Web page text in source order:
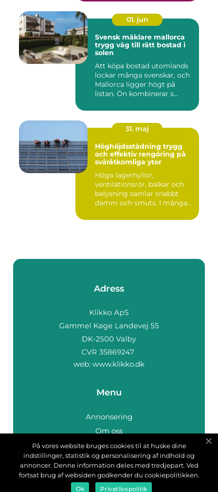
01. jun
Svensk mäklare mallorca
trygg väg till rätt bostad i
solen
Att köpa bostad utomlands
lockar många svenskar, och
Mallorca ligger högt på
listan. Ön kombinerar s...
31. maj
Höghöjdsstädning trygg
och effektiv rengöring på
svåråtkomliga ytor
Höga lagerhyllor,
ventilationsrör, balkar och
belysning samlar snabbt
damm och smuts. I många
Adress
web: www.klikko.dk
Menu
Annonsering
Om oss
Cookies
Kontakta oss
Sitemap
På vores website bruges cookies til at huske dine
indstillinger, statistik og personalisering af indhold og
annoncer. Denne information deles med tredjepart. Ved
fortsat brug af websiden godkender du cookiepolitikken.
Ok Privatlivspolitik